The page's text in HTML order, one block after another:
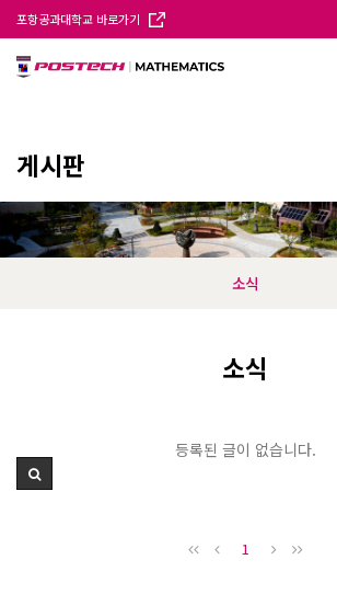
포항공과대학교 바로가기
게시판
소식
소식
등록된 글이 없습니다.
1